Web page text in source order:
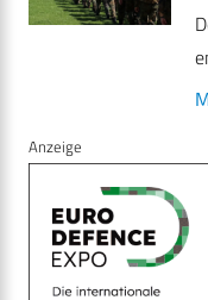
Anzeige